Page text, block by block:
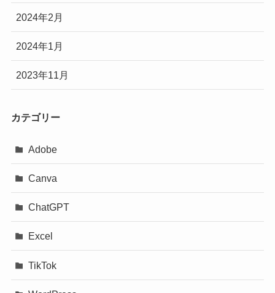
2024年2月
2024年1月
2023年11月
カテゴリー
Adobe
Canva
ChatGPT
Excel
TikTok